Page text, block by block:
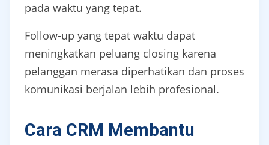
pada waktu yang tepat.
Follow-up yang tepat waktu dapat
meningkatkan peluang closing karena
pelanggan merasa diperhatikan dan proses
komunikasi berjalan lebih profesional.
Cara CRM Membantu